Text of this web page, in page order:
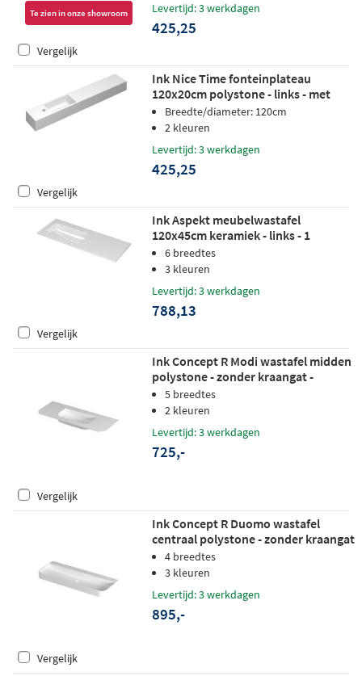
Te zien in onze showroom
Levertijd: 3 werkdagen
425,25
Vergelijk
Ink Nice Time fonteinplateau
120x20cm polystone - links - met
kraangat - mat wit
Breedte/diameter: 120cm
2 kleuren
Levertijd: 3 werkdagen
425,25
Vergelijk
Ink Aspekt meubelwastafel
120x45cm keramiek - links - 1
kraangat - glans wit
6 breedtes
3 kleuren
Levertijd: 3 werkdagen
788,13
Vergelijk
Ink Concept R Modi wastafel midden
polystone - zonder kraangat -
120x45cm - mat wit
5 breedtes
2 kleuren
Levertijd: 3 werkdagen
725,-
Vergelijk
Ink Concept R Duomo wastafel
centraal polystone - zonder kraangat
- 120x45cm - mat wit
4 breedtes
3 kleuren
Levertijd: 3 werkdagen
895,-
Vergelijk